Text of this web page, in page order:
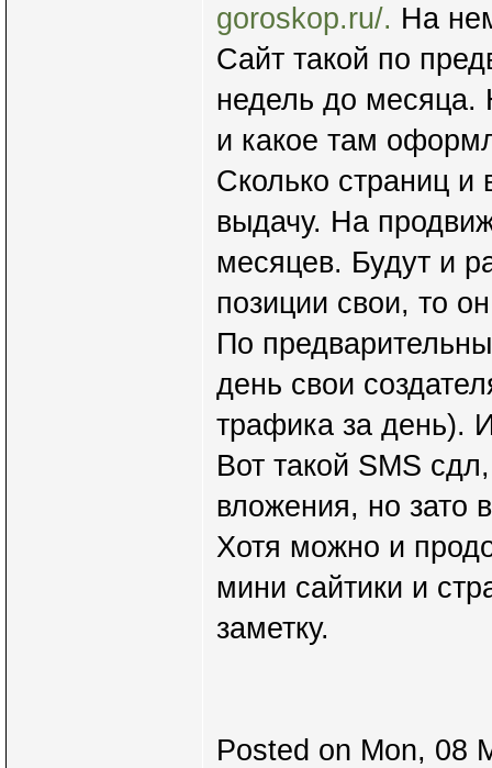
goroskop.ru/. На
Сайт такой по
недель до месяца.
и какое там
Сколько страниц и
выдачу. На
месяцев. Будут и
позиции свои, то
По
день свои
трафика за день).
Вот такой SMS
вложения, но зато
Хотя можно и
мини сайтики и
заметку.
Posted on Mon, 08